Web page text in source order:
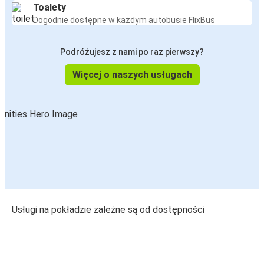
Toalety
Dogodnie dostępne w każdym autobusie FlixBus
Podróżujesz z nami po raz pierwszy?
Więcej o naszych usługach
Usługi na pokładzie zależne są od dostępności